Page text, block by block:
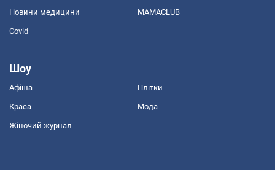
Новини медицини MAMACLUB
Covid
Шоу
Афіша Плітки
Краса Мода
Жіночий журнал